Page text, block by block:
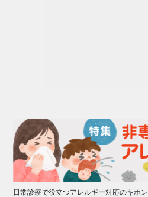
日常診療で役立つアレルギー対応のキホン